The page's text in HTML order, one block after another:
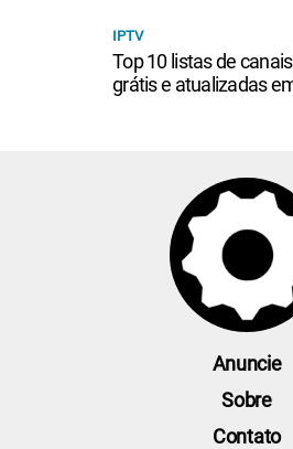
IPTV
Top 10 listas de
grátis e atualizadas
Anuncie
Sobre
Contato